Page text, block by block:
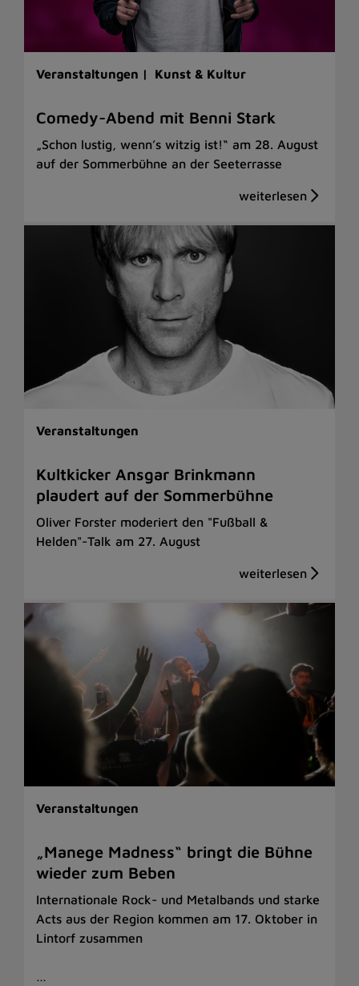
Veranstaltungen | Kunst & Kultur
Comedy-Abend mit Benni Stark
„Schon lustig, wenn’s witzig ist!“ am 28. August
auf der Sommerbühne an der Seeterrasse
Veranstaltungen
Kultkicker Ansgar Brinkmann
plaudert auf der Sommerbühne
Oliver Forster moderiert den "Fußball &
Helden"-Talk am 27. August
Veranstaltungen
„Manege Madness“ bringt die Bühne
wieder zum Beben
Internationale Rock- und Metalbands und starke
Acts aus der Region kommen am 17. Oktober in
Lintorf zusammen
…